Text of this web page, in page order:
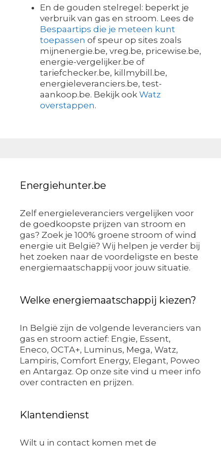
En de gouden stelregel: beperkt je
verbruik van gas en stroom. Lees de
Bespaartips die je meteen kunt
toepassen of speur op sites zoals
mijnenergie.be, vreg.be, pricewise.be,
energie-vergelijker.be of
tariefchecker.be, killmybill.be,
energieleveranciers.be, test-
aankoop.be. Bekijk ook Watz
overstappen.
Energiehunter.be
Zelf energieleveranciers vergelijken voor
de goedkoopste prijzen van stroom en
gas? Zoek je 100% groene stroom of wind
energie uit België? Wij helpen je verder bij
het zoeken naar de voordeligste en beste
energiemaatschappij voor jouw situatie.
Welke energiemaatschappij kiezen?
In België zijn de volgende leveranciers van
gas en stroom actief: Engie, Essent,
Eneco, OCTA+, Luminus, Mega, Watz,
Lampiris, Comfort Energy, Elegant, Poweo
en Antargaz. Op onze site vind u meer info
over contracten en prijzen.
Klantendienst
Wilt u in contact komen met de